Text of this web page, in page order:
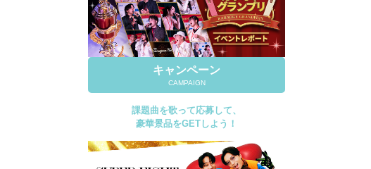
キャンペーン
CAMPAIGN
課題曲を歌って応募して、
豪華景品をGETしよう！